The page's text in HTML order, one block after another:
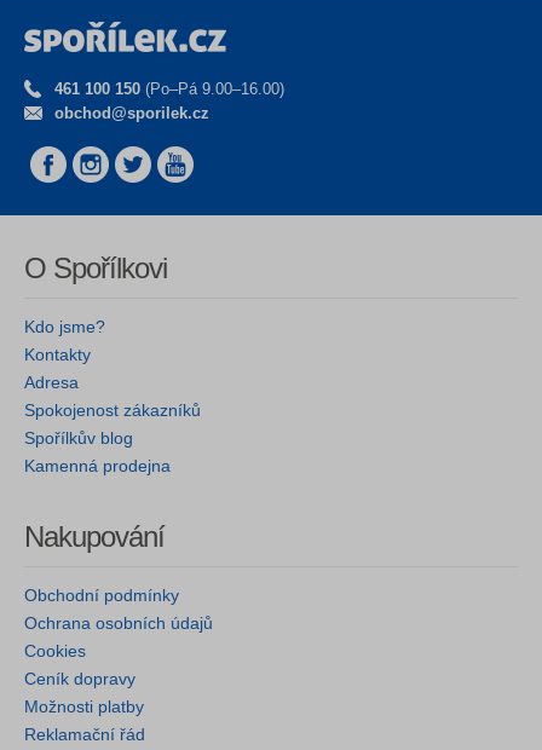
461 100 150 (Po–Pá 9.00–16.00)
obchod@sporilek.cz
O Spořílkovi
Kdo jsme?
Kontakty
Adresa
Spokojenost zákazníků
Spořílkův blog
Kamenná prodejna
Nakupování
Obchodní podmínky
Ochrana osobních údajů
Cookies
Ceník dopravy
Možnosti platby
Reklamační řád